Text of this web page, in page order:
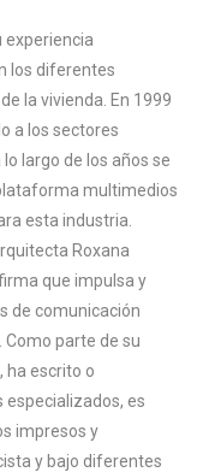
experiencia
los diferentes
la vivienda. En 1999
a los sectores
largo de los años se
multimedios
esta industria.
Roxana
que impulsa y
de comunicación
parte de su
ha escrito o
especializados, es
impresos y
y bajo diferentes